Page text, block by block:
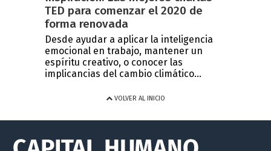
TED para comenzar el 2020 de
forma renovada
Desde ayudar a aplicar la inteligencia
emocional en trabajo, mantener un
espíritu creativo, o conocer las
implicancias del cambio climático...
VOLVER AL INICIO